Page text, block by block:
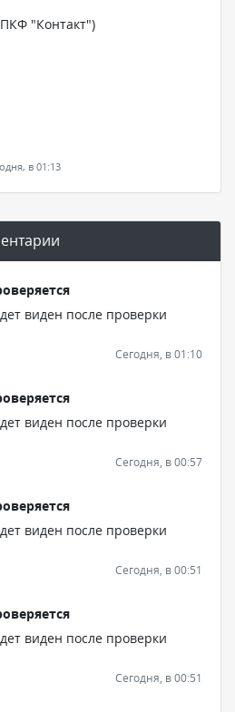
"Контакт")
в 01:13
виден после проверки
Сегодня, в 01:10
виден после проверки
Сегодня, в 00:57
виден после проверки
Сегодня, в 00:51
виден после проверки
Сегодня, в 00:51